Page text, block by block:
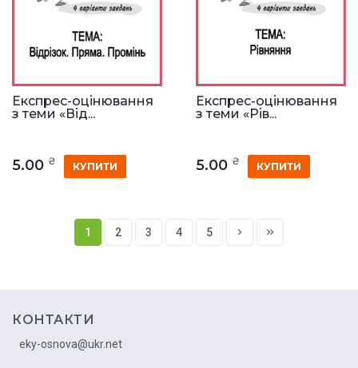
Експрес-оцінювання
з теми «Від...
5.00 ₴ КУПИТИ
Експрес-оцінювання
з теми «Рів...
5.00 ₴ КУПИТИ
1 2 3 4 5
КОНТАКТИ
eky-osnova@ukr.net